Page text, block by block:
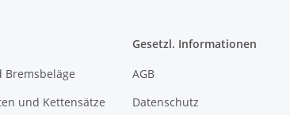
Bremsbeläge
und Kettensätze
Gesetzl. Informationen
AGB
Datenschutz